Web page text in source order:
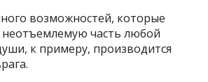
возможностей, которые
неотъемлемую часть любой
к примеру, производится